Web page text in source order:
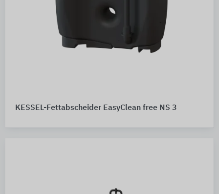
KESSEL-Fettabscheider EasyClean free NS 3